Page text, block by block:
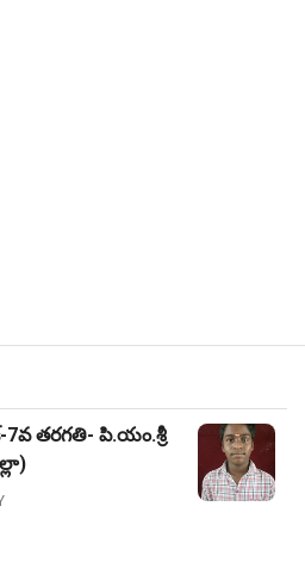
తరగతి- పి.యం.శ్రీ